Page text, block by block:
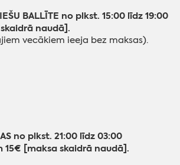
BALLĪTE no plkst. 15:00 līdz 19:00
naudā].
vecākiem ieeja bez maksas).
no plkst. 21:00 līdz 03:00
15€ [maksa skaidrā naudā].